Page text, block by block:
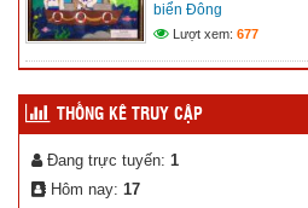
Kế hoạch chuyển đổi số xã
Trường Xuân
(12/11/2025)
biển Đông
Lượt xem: 677
THỐNG KÊ TRUY CẬP
Đang trực tuyến: 1
Hôm nay: 17